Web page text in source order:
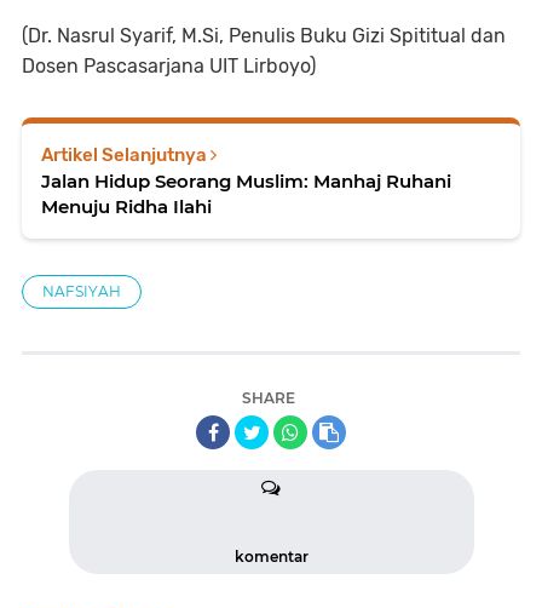
(Dr. Nasrul Syarif, M.Si, Penulis Buku Gizi Spititual dan
Dosen Pascasarjana UIT Lirboyo)
Artikel Selanjutnya
Jalan Hidup Seorang Muslim: Manhaj Ruhani
Menuju Ridha Ilahi
NAFSIYAH
SHARE
komentar